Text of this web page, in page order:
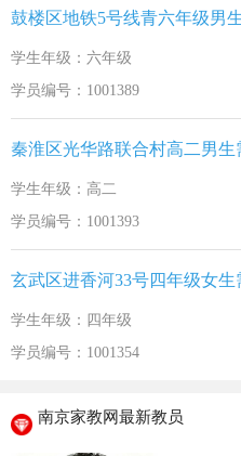
学生年级：六年级
学员编号：1001389
学生年级：高二
学员编号：1001393
学生年级：四年级
学员编号：1001354
南京家教网最新教员